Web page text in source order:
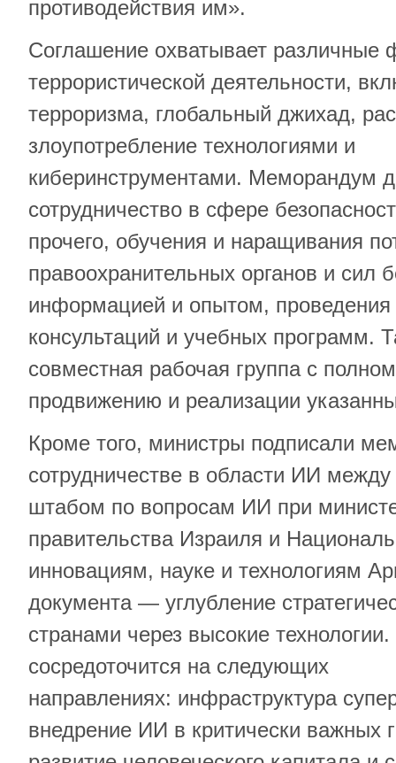
противодействия им».
Соглашение охватывает различные
террористической деятельности,
терроризма, глобальный джихад,
злоупотребление технологиями и
киберинструментами. Меморандум
сотрудничество в сфере
прочего, обучения и наращивания
правоохранительных органов и сил
информацией и опытом, проведения
консультаций и учебных программ.
совместная рабочая группа с
продвижению и реализации
Кроме того, министры подписали
сотрудничестве в области ИИ
штабом по вопросам ИИ при
правительства Израиля и
инновациям, науке и технологиям
документа — углубление
странами через высокие
сосредоточится на следующих
направлениях: инфраструктура
внедрение ИИ в критически важных